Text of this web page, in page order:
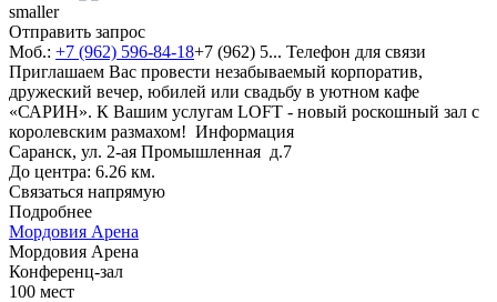
smaller
Отправить запрос
Моб.: +7 (962) 596-84-18+7 (962) 5... Телефон для связи
Приглашаем Вас провести незабываемый корпоратив,
дружеский вечер, юбилей или свадьбу в уютном кафе
«САРИН». К Вашим услугам LOFT - новый роскошный зал с
королевским размахом! Информация
Саранск, ул. 2-ая Промышленная д.7
До центра: 6.26 км.
Связаться напрямую
Подробнее
Мордовия Арена
Мордовия Арена
Конференц-зал
100 мест